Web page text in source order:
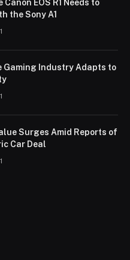
EOS R1 Needs to
the Sony A1
Gaming Industry Adapts to
Surges Amid Reports of
Car Deal